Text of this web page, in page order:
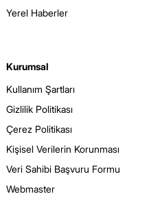
Yerel Haberler
Kurumsal
Kullanım Şartları
Gizlilik Politikası
Çerez Politikası
Kişisel Verilerin Korunması
Veri Sahibi Başvuru Formu
Webmaster